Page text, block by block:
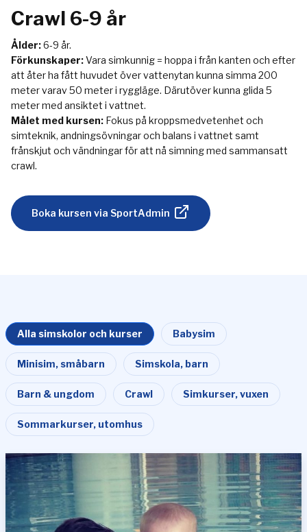
Crawl 6-9 år
Ålder:6-9 år.
Förkunskaper:Vara simkunnig = hoppa i från kanten och efter
att åter ha fått huvudet över vattenytan kunna simma 200
meter varav 50 meter i ryggläge. Därutöver kunna glida 5
meter med ansiktet i vattnet.
Målet med kursen: Fokus på kroppsmedvetenhet och
simteknik, andningsövningar och balans i vattnet samt
frånskjut och vändningar för att nå simning med sammansatt
crawl.
Boka kursen via SportAdmin
Alla simskolor och kurser Babysim
Minisim, småbarn Simskola, barn
Barn & ungdom Crawl Simkurser, vuxen
Sommarkurser, utomhus